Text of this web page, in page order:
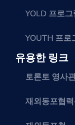
YOLD 프로그
YOUTH 프로
유용한 링크
토론토 영사
재외동포협